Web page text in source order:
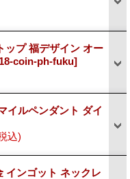
ップ 福デザイン オー
coin-ph-fuku]
イルペンダント ダイ
込)
インゴット ネックレ